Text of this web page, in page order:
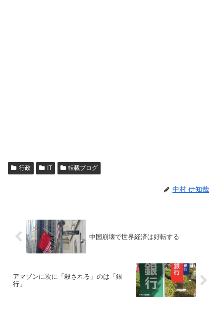
行政 IT 転載ブログ
中村 伊知哉
中国崩壊で世界経済は好転する
アマゾンに次に「殺される」のは「銀
行」